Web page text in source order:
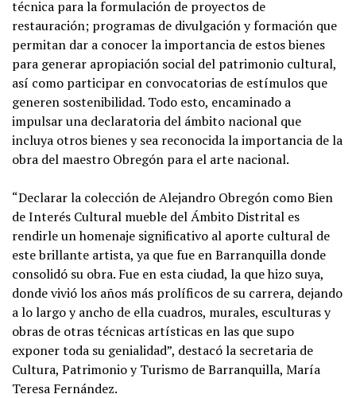
técnica para la formulación de proyectos de
restauración; programas de divulgación y formación que
permitan dar a conocer la importancia de estos bienes
para generar apropiación social del patrimonio cultural,
así como participar en convocatorias de estímulos que
generen sostenibilidad. Todo esto, encaminado a
impulsar una declaratoria del ámbito nacional que
incluya otros bienes y sea reconocida la importancia de la
obra del maestro Obregón para el arte nacional.
“Declarar la colección de Alejandro Obregón como Bien
de Interés Cultural mueble del Ámbito Distrital es
rendirle un homenaje significativo al aporte cultural de
este brillante artista, ya que fue en Barranquilla donde
consolidó su obra. Fue en esta ciudad, la que hizo suya,
donde vivió los años más prolíficos de su carrera, dejando
a lo largo y ancho de ella cuadros, murales, esculturas y
obras de otras técnicas artísticas en las que supo
exponer toda su genialidad”, destacó la secretaria de
Cultura, Patrimonio y Turismo de Barranquilla, María
Teresa Fernández.